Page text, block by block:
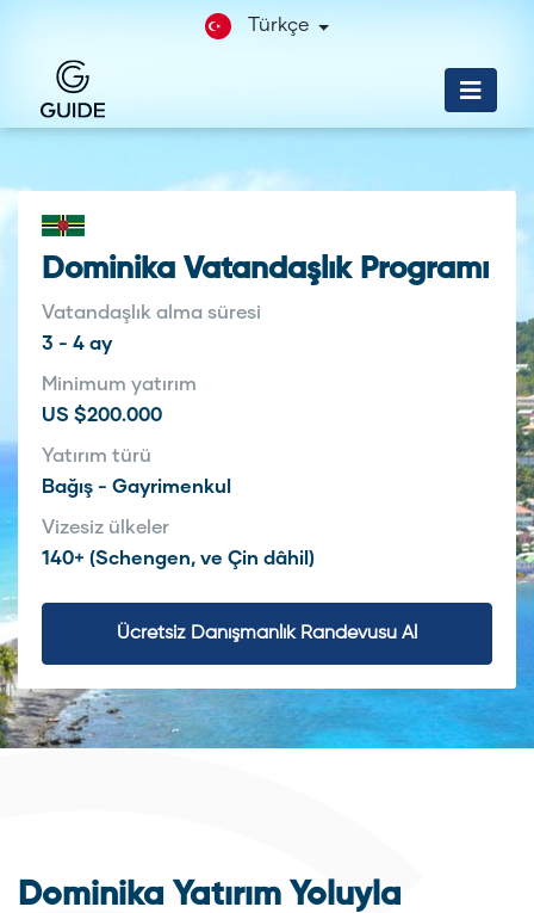
Türkçe
Dominika Vatandaşlık Programı
Vatandaşlık alma süresi
3 - 4 ay
Minimum yatırım
US $200.000
Yatırım türü
Bağış - Gayrimenkul
Vizesiz ülkeler
140+ (Schengen, ve Çin dâhil)
Ücretsiz Danışmanlık Randevusu Al
Dominika Yatırım Yoluyla